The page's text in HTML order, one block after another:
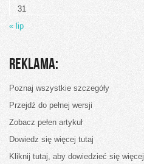
31
« lip
Reklama:
Poznaj wszystkie szczegóły
Przejdź do pełnej wersji
Zobacz pełen artykuł
Dowiedz się więcej tutaj
Kliknij tutaj, aby dowiedzieć się więcej